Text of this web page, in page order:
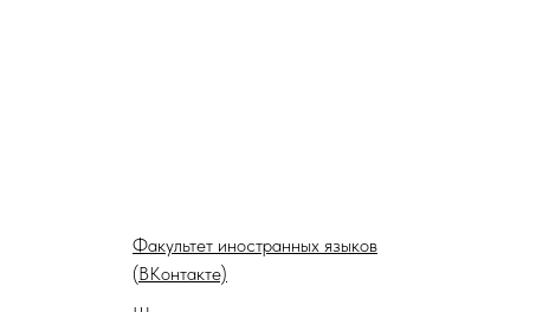
Факультет иностранных языков
(ВКонтакте)